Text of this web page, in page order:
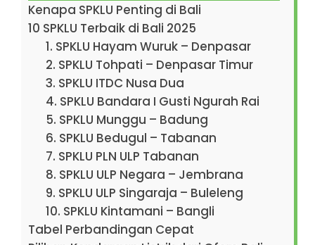
Kenapa SPKLU Penting di Bali
10 SPKLU Terbaik di Bali 2025
1. SPKLU Hayam Wuruk – Denpasar
2. SPKLU Tohpati – Denpasar Timur
3. SPKLU ITDC Nusa Dua
4. SPKLU Bandara I Gusti Ngurah Rai
5. SPKLU Munggu – Badung
6. SPKLU Bedugul – Tabanan
7. SPKLU PLN ULP Tabanan
8. SPKLU ULP Negara – Jembrana
9. SPKLU ULP Singaraja – Buleleng
10. SPKLU Kintamani – Bangli
Tabel Perbandingan Cepat